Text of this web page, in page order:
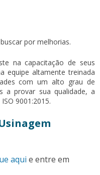
por melhorias.
na capacitação de seus
equipe altamente treinada
com um alto grau de
a provar sua qualidade, a
9001:2015.
aqui e entre em